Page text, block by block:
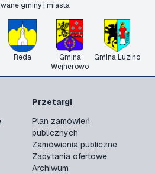
gminy i miasta
Reda
Gmina
Wejherowo
Gmina Luzino
Przetargi
Plan zamówień
publicznych
Zamówienia publiczne
Zapytania ofertowe
Archiwum